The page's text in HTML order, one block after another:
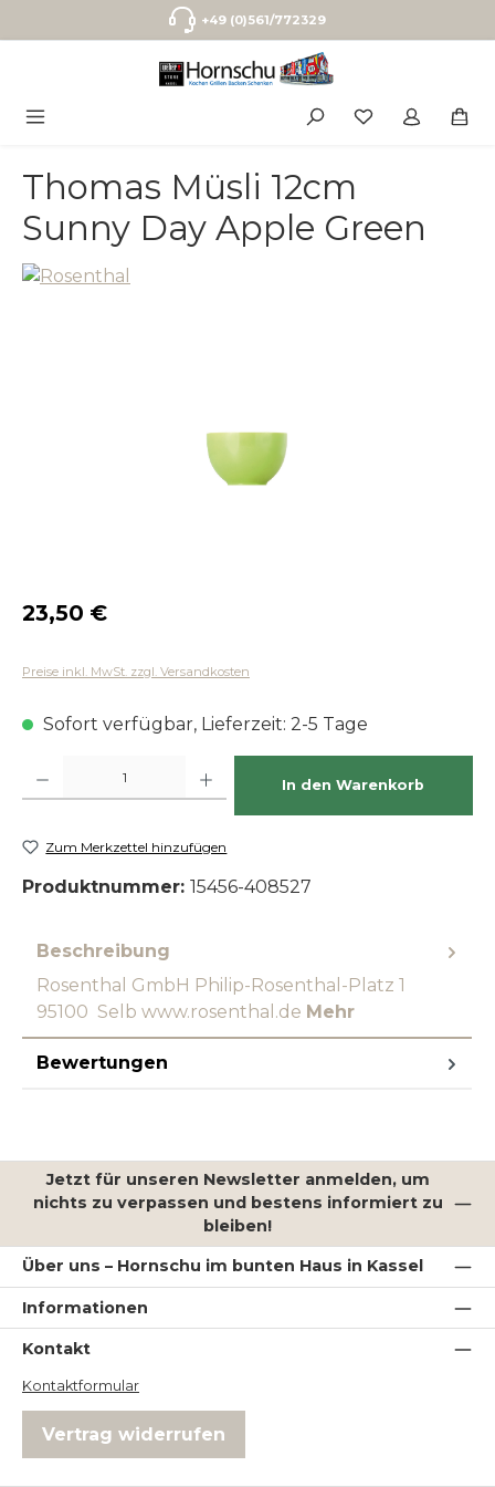
Zum Hauptinhalt springen+49 (0)561/772329
Thomas Müsli 12cm
Sunny Day Apple Green
Regulärer Preis:
23,50 €
Preise inkl. MwSt. zzgl. Versandkosten
Sofort verfügbar, Lieferzeit: 2-5 Tage
In den Warenkorb
Zum Merkzettel hinzufügen
Produktnummer: 15456-408527
Beschreibung
Rosenthal GmbH Philip-Rosenthal-Platz 1
95100 Selb www.rosenthal.de Mehr
Bewertungen
Jetzt für unseren Newsletter anmelden, um
nichts zu verpassen und bestens informiert zu
bleiben!
Über uns – Hornschu im bunten Haus in Kassel
Informationen
Kontakt
Kontaktformular
Vertrag widerrufen